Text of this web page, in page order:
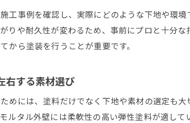
工事例を確認し、実際にどのような下地や環
りや耐久性が変わるため、事前にプロと十分
から塗装を行うことが重要です。
右する素材選び
めには、塗料だけでなく下地や素材の選定も
ルタル外壁には柔軟性の高い弾性塗料が適し